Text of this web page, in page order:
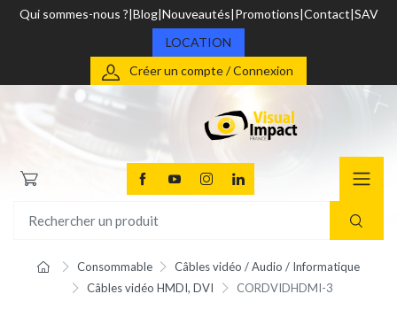
Qui sommes-nous ? Blog Nouveautés Promotions Contact SAV
LOCATION
Créer un compte / Connexion
Consommable
Câbles vidéo / Audio / Informatique
Câbles vidéo HMDI, DVI
CORDVIDHDMI-3